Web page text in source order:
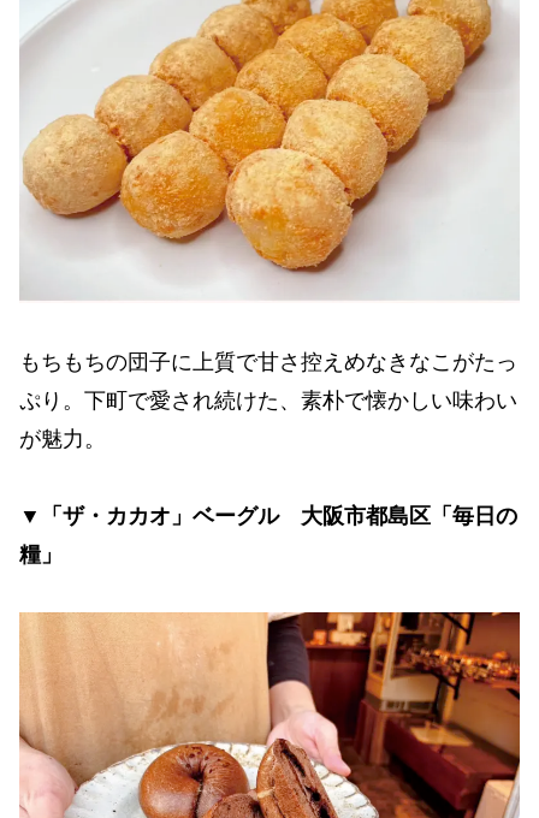
もちもちの団子に上質で甘さ控えめなきなこがたっ
ぷり。下町で愛され続けた、素朴で懐かしい味わい
が魅力。
▼「ザ・カカオ」ベーグル 大阪市都島区「毎日の
糧」